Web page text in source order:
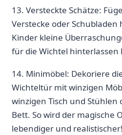
13. Versteckte Schätze:
⁣Verstecke ‍oder
Kinder kleine
für die ⁤Wichtel‍ hinterlassen
14. Minimöbel:⁣ Dekoriere​
Wichteltür⁤ mit winzigen
winzigen Tisch⁣ und Stühlen
Bett. So wird ⁢der⁣ magische
lebendiger⁣ und realistischer!